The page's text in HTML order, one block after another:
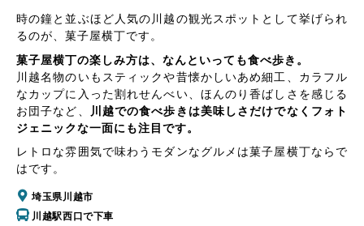
時の鐘と並ぶほど人気の川越の観光スポットとして挙げられ
るのが、菓子屋横丁です。
菓子屋横丁の楽しみ方は、なんといっても食べ歩き。
川越名物のいもスティックや昔懐かしいあめ細工、カラフル
なカップに入った割れせんべい、ほんのり香ばしさを感じる
お団子など、
川越での食べ歩きは美味しさだけでなくフォト
ジェニックな一面にも注目です。
レトロな雰囲気で味わうモダンなグルメは菓子屋横丁ならで
はです。
埼玉県川越市
川越駅西口で下車